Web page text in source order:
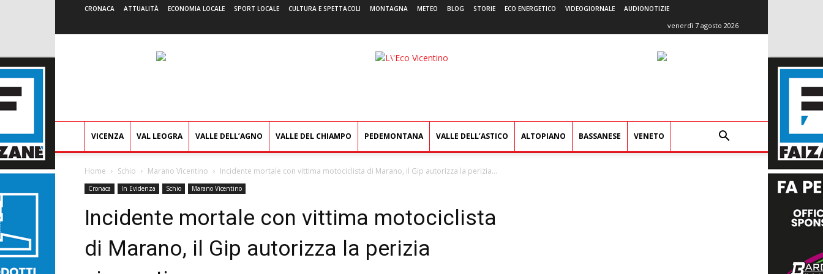
CRONACA ATTUALITÀ ECONOMIA LOCALE SPORT LOCALE CULTURA E SPETTACOLI MONTAGNA METEO BLOG STORIE ECO ENERGETICO VIDEOGIORNALE AUDIONOTIZIE
venerdì 7 agosto 2026
L'Eco
VICENZA VAL LEOGRA VALLE DELL’AGNO VALLE DEL CHIAMPO PEDEMONTANA VALLE DELL’ASTICO ALTOPIANO BASSANESE VENETO
Home Schio Marano Vicentino Incidente mortale con vittima motociclista di Marano, il Gip autorizza la perizia...
Cronaca In Evidenza Schio Marano Vicentino
Incidente mortale con vittima motociclista
di Marano, il Gip autorizza la perizia